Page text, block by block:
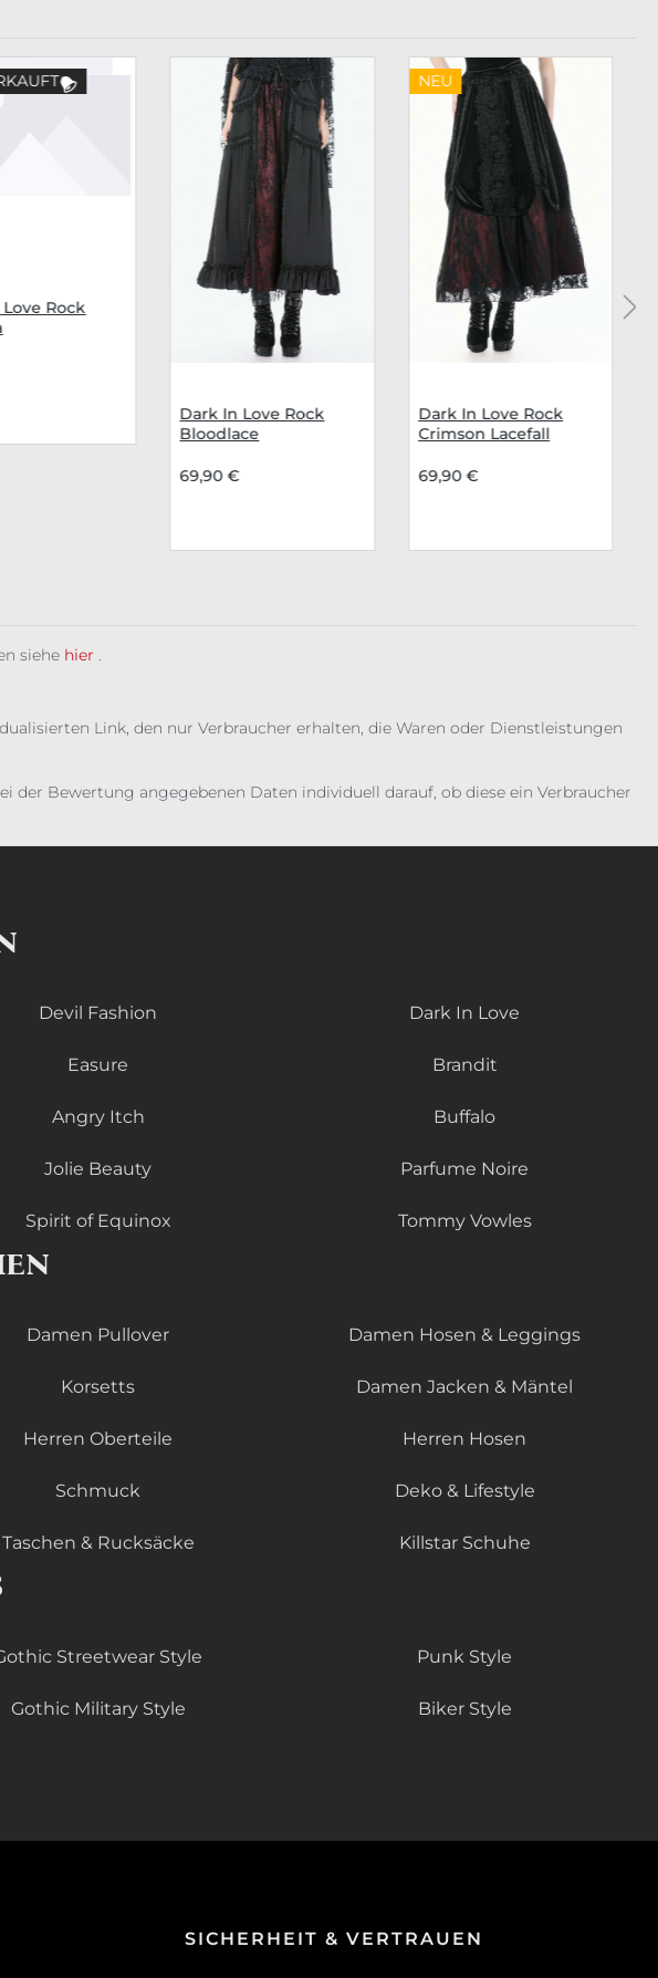
Rock
Dark In Love Rock
Bloodlace
69,90 €
NEU
Dark In Love Rock
Crimson Lacefall
69,90 €
siehe hier .
Link, den nur Verbraucher erhalten, die Waren oder Dienstleistungen
Bewertung angegebenen Daten individuell darauf, ob diese ein Verbraucher
Devil Fashion Dark In Love
Easure Brandit
Angry Itch Buffalo
Jolie Beauty Parfume Noire
Spirit of Equinox Tommy Vowles
Damen Pullover Damen Hosen & Leggings
Korsetts Damen Jacken & Mäntel
Herren Oberteile Herren Hosen
Schmuck Deko & Lifestyle
Taschen & Rucksäcke Killstar Schuhe
Streetwear Style Punk Style
Gothic Military Style Biker Style
SICHERHEIT & VERTRAUEN